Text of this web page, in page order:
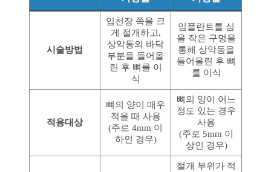
시술방법
입천장 쪽을 크
게 절개하고,
상악동의 바닥
부분을 들어올
린 후 뼈를 이
식
임플란트를 심
을 작은 구멍을
통해 상악동을
들어올린 후 뼈
를 이식
적용대상
뼈의 양이 매우
적을 때 사용
(주로 4mm 이
하인 경우)
뼈의 양이 어느
정도 있는 경우
사용
(주로 5mm 이
상인 경우)
절개 부위가 적